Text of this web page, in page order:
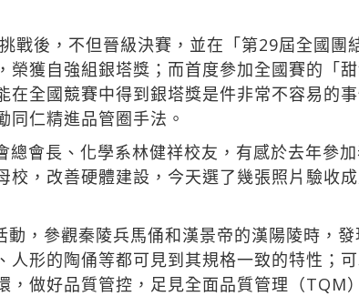
戰後，不但晉級決賽，並在「第29屆全國團
獲自強組銀塔獎；而首度參加全國賽的「
全國競賽中得到銀塔獎是件非常不容易的事
仁精進品管圈手法。
會長、化學系林健祥校友，有感於去年參
，改善硬體建設，今天選了幾張照片驗收成
，參觀秦陵兵馬俑和漢景帝的漢陽陵時，發
形的陶俑等都可見到其規格一致的特性；
做好品質管控，足見全面品質管理（TQM